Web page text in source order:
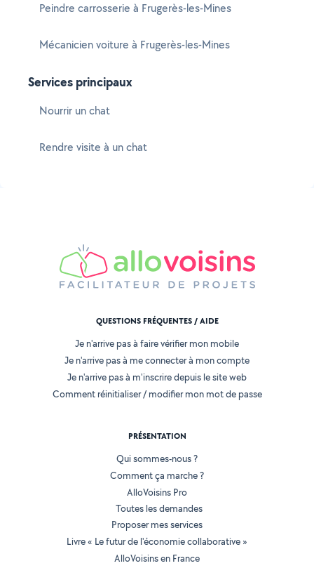
Peindre carrosserie à Frugerès-les-Mines
Mécanicien voiture à Frugerès-les-Mines
Services principaux
Nourrir un chat
Rendre visite à un chat
QUESTIONS FRÉQUENTES / AIDE
Je n'arrive pas à faire vérifier mon mobile
Je n'arrive pas à me connecter à mon compte
Je n'arrive pas à m'inscrire depuis le site web
Comment réinitialiser / modifier mon mot de passe
PRÉSENTATION
Qui sommes-nous ?
Comment ça marche ?
AlloVoisins Pro
Toutes les demandes
Proposer mes services
Livre « Le futur de l'économie collaborative »
AlloVoisins en France